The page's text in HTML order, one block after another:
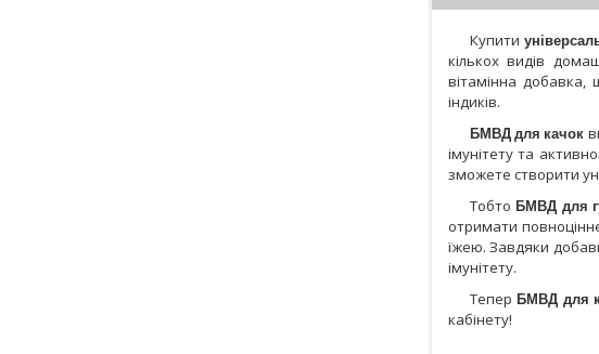
Купити
кількох видів
вітамінна добавка,
індиків.
БМВД для качок
імунітету та
зможете створити
ТобтоБМВД для
отримати
їжею. Завдяки
імунітету.
ТеперБМВД для
кабінету!